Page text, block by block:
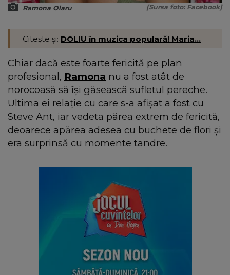
Ramona Olaru [Sursa foto: Facebook]
Citește și: DOLIU în muzica populară! Maria...
Chiar dacă este foarte fericită pe plan
profesional, Ramona nu a fost atât de
norocoasă să își găsească sufletul pereche.
Ultima ei relație cu care s-a afișat a fost cu
Steve Ant, iar vedeta părea extrem de fericită,
deoarece apărea adesea cu buchete de flori și
era surprinsă cu momente tandre.